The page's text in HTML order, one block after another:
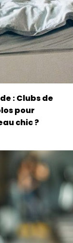
: Clubs de
pour
chic ?